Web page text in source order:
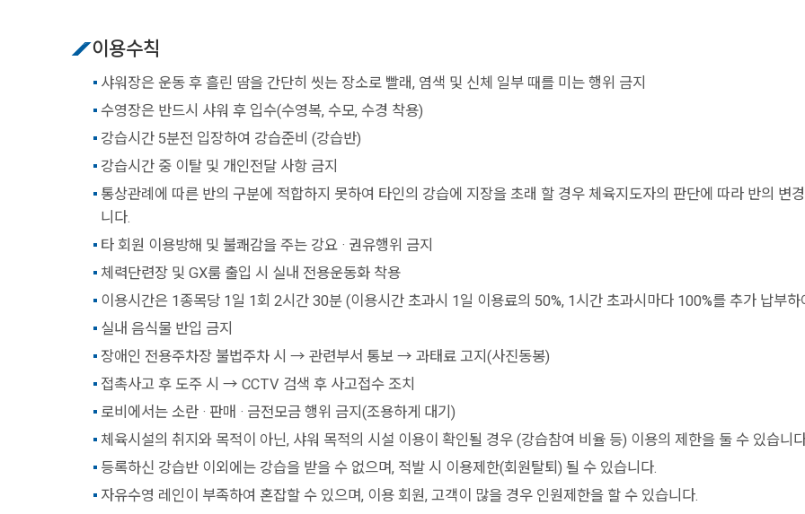
이용수칙
샤워장은 운동 후 흘린 땀을 간단히 씻는 장소로 빨래, 염색 및 신체 일부 때를 미는 행위 금지
수영장은 반드시 샤워 후 입수(수영복, 수모, 수경 착용)
강습시간 5분전 입장하여 강습준비 (강습반)
강습시간 중 이탈 및 개인전달 사항 금지
통상관례에 따른 반의 구분에 적합하지 못하여 타인의 강습에 지장을 초래 할 경우 체육지도자의 판단에 따라 반의 변
니다.
타 회원 이용방해 및 불쾌감을 주는 강요 · 권유행위 금지
체력단련장 및 GX룸 출입 시 실내 전용운동화 착용
이용시간은 1종목당 1일 1회 2시간 30분 (이용시간 초과시 1일 이용료의 50%, 1시간 초과시마다 100%를 추가 납부
실내 음식물 반입 금지
장애인 전용주차장 불법주차 시 → 관련부서 통보 → 과태료 고지(사진동봉)
접촉사고 후 도주 시 → CCTV 검색 후 사고접수 조치
로비에서는 소란 · 판매 · 금전모금 행위 금지(조용하게 대기)
체육시설의 취지와 목적이 아닌, 샤워 목적의 시설 이용이 확인될 경우 (강습참여 비율 등) 이용의 제한을 둘 수 있습니
등록하신 강습반 이외에는 강습을 받을 수 없으며, 적발 시 이용제한(회원탈퇴) 될 수 있습니다.
자유수영 레인이 부족하여 혼잡할 수 있으며, 이용 회원, 고객이 많을 경우 인원제한을 할 수 있습니다.